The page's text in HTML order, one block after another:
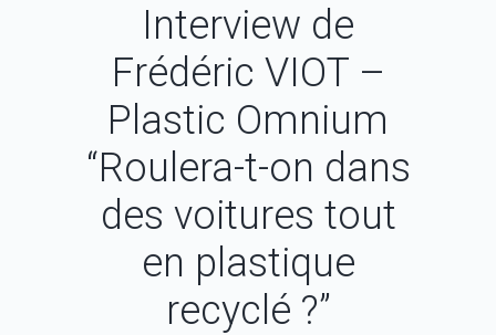
Interview de
Frédéric VIOT –
Plastic Omnium
“Roulera-t-on dans
des voitures tout
en plastique
recyclé ?”